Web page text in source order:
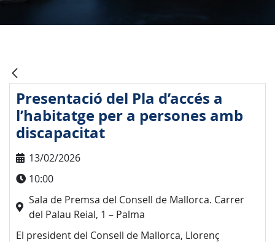
Presentació del Pla d’accés a
l’habitatge per a persones amb
discapacitat
13/02/2026
10:00
Sala de Premsa del Consell de Mallorca. Carrer
del Palau Reial, 1 – Palma
El president del Consell de Mallorca, Llorenç